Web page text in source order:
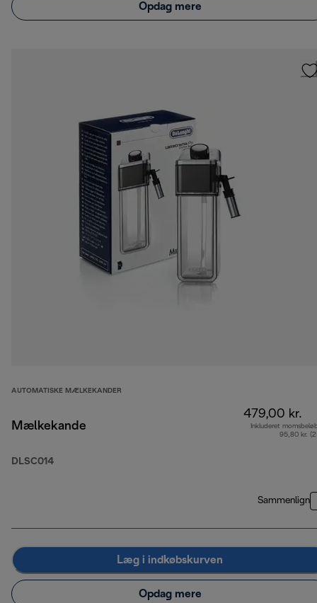
Opdag mere
AUTOMATISKE MÆLKEKANDER
Mælkekande
DLSC014
479,00 kr.
Inkluderet
95,80 kr.
Sammenlign
Læg i indkøbskurven
Opdag mere